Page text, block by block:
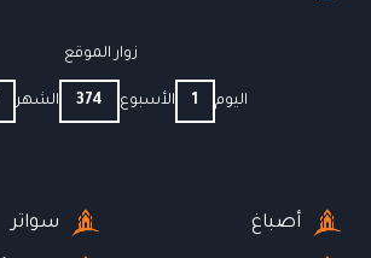
زوار الموقع
اليوم 1 الأسبوع 374 الشهر
أصباغ سواتر